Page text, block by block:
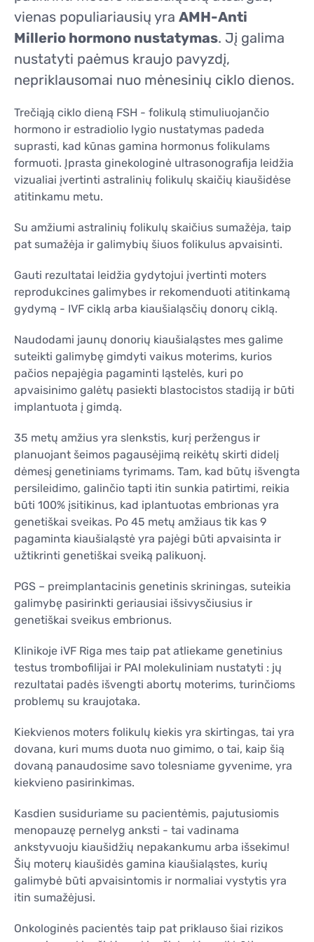
KONTAKTAI
KONTAKTAI
vienas populiariausių yra AMH-Anti
Millerio hormono nustatymas. Jį galima
nustatyti paėmus kraujo pavyzdį,
nepriklausomai nuo mėnesinių ciklo dienos.
Trečiąją ciklo dieną FSH - folikulą stimuliuojančio
hormono ir estradiolio lygio nustatymas padeda
suprasti, kad kūnas gamina hormonus folikulams
formuoti. Įprasta ginekologinė ultrasonografija leidžia
vizualiai įvertinti astralinių folikulų skaičių kiaušidėse
atitinkamu metu.
Su amžiumi astralinių folikulų skaičius sumažėja, taip
pat sumažėja ir galimybių šiuos folikulus apvaisinti.
Gauti rezultatai leidžia gydytojui įvertinti moters
reprodukcines galimybes ir rekomenduoti atitinkamą
gydymą - IVF ciklą arba kiaušialąsčių donorų ciklą.
Naudodami jaunų donorių kiaušialąstes mes galime
suteikti galimybę gimdyti vaikus moterims, kurios
pačios nepajėgia pagaminti ląstelės, kuri po
apvaisinimo galėtų pasiekti blastocistos stadiją ir būti
implantuota į gimdą.
35 metų amžius yra slenkstis, kurį peržengus ir
planuojant šeimos pagausėjimą reikėtų skirti didelį
dėmesį genetiniams tyrimams. Tam, kad būtų išvengta
persileidimo, galinčio tapti itin sunkia patirtimi, reikia
būti 100% įsitikinus, kad iplantuotas embrionas yra
genetiškai sveikas. Po 45 metų amžiaus tik kas 9
pagaminta kiaušialąstė yra pajėgi būti apvaisinta ir
užtikrinti genetiškai sveiką palikuonį.
PGS – preimplantacinis genetinis skriningas, suteikia
galimybę pasirinkti geriausiai išsivysčiusius ir
genetiškai sveikus embrionus.
Klinikoje iVF Riga mes taip pat atliekame genetinius
testus trombofilijai ir PAI molekuliniam nustatyti : jų
rezultatai padės išvengti abortų moterims, turinčioms
problemų su kraujotaka.
Kiekvienos moters folikulų kiekis yra skirtingas, tai yra
dovana, kuri mums duota nuo gimimo, o tai, kaip šią
dovaną panaudosime savo tolesniame gyvenime, yra
kiekvieno pasirinkimas.
Kasdien susiduriame su pacientėmis, pajutusiomis
menopauzę pernelyg anksti - tai vadinama
ankstyvuoju kiaušidžių nepakankumu arba išsekimu!
Šių moterų kiaušidės gamina kiaušialąstes, kurių
galimybė būti apvaisintomis ir normaliai vystytis yra
itin sumažėjusi.
Onkologinės pacientės taip pat priklauso šiai rizikos